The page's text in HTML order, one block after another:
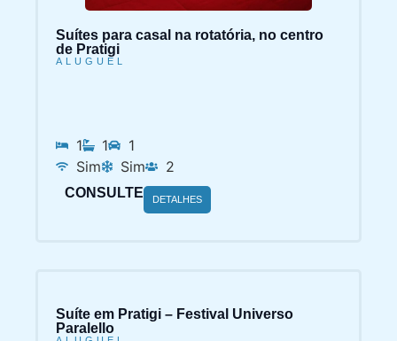
Suítes para casal na rotatória, no centro
de Pratigi
ALUGUEL
1 1
1
Sim
Sim 2
CONSULTE DETALHES
Suíte em Pratigi – Festival Universo
Paralello